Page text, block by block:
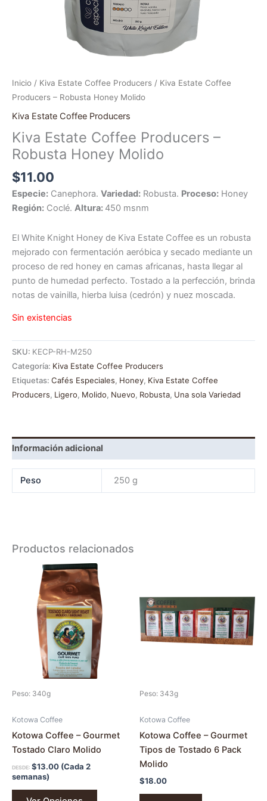
Inicio / Kiva Estate Coffee Producers / Kiva Estate Coffee
Producers – Robusta Honey Molido
Kiva Estate Coffee Producers
Kiva Estate Coffee Producers –
Robusta Honey Molido
$11.00
Especie: Canephora. Variedad: Robusta. Proceso: Honey
Región: Coclé. Altura: 450 msnm
El White Knight Honey de Kiva Estate Coffee es un robusta
mejorado con fermentación aeróbica y secado mediante un
proceso de red honey en camas africanas, hasta llegar al
punto de humedad perfecto. Tostado a la perfección, brinda
notas de vainilla, hierba luisa (cedrón) y nuez moscada.
Sin existencias
SKU: KECP-RH-M250
Categoría: Kiva Estate Coffee Producers
Etiquetas: Cafés Especiales, Honey, Kiva Estate Coffee
Producers, Ligero, Molido, Nuevo, Robusta, Una sola Variedad
Información adicional
Peso 250 g
Productos relacionados
Peso: 340g
Kotowa Coffee
Kotowa Coffee – Gourmet
Tostado Claro Molido
DESDE: $13.00 (Cada 2
semanas)
Este
producto
tiene
múltiples
variantes.
Las
opciones
se
página
de
Peso: 343g
Kotowa Coffee
Kotowa Coffee – Gourmet
Tipos de Tostado 6 Pack
Molido
$18.00